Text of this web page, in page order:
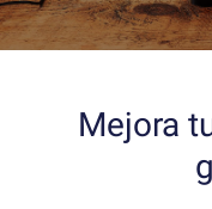
Mejora